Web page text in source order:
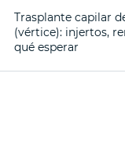
Trasplante capilar
(vértice): injertos,
qué esperar